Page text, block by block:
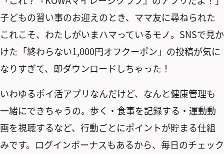
子どもの習い事のお迎えのとき、ママ友に尋ねられた
これこそ、わたしがいまハマっているモノ。SNSで見か
けた「終わらない1,000円オフクーポン」の投稿が気に
なりすぎて、即ダウンロードしちゃった！
いわゆるポイ活アプリなんだけど、なんと健康管理も
一緒にできちゃうの。歩く・食事を記録する・運動動
画を視聴するなど、行動ごとにポイントが貯まる仕組
みです。ログインボーナスもあるから、毎日のチェック